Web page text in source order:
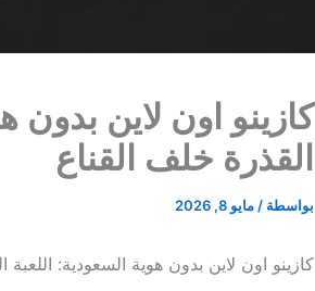
كازينو اون لاين بدون
القذرة خلف القناع
بواسطة / مايو 8, 2026
كازينو اون لاين بدون هوية السعودية: اللعبة